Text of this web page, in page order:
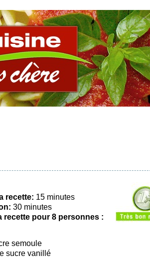
recette: 15 minutes
30 minutes
recette pour 8 personnes :
semoule
sucre vanillé